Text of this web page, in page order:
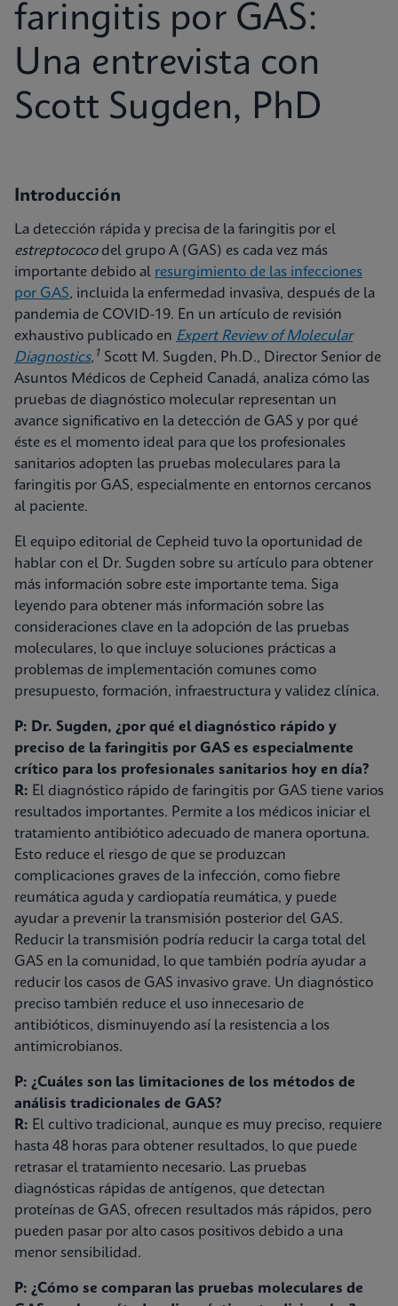
faringitis por GAS:
Una entrevista con
Scott Sugden, PhD
Introducción
La detección rápida y precisa de la faringitis por el
estreptococodel grupo A (GAS) es cada vez más
importante debido al resurgimiento de las infecciones
por GAS, incluida la enfermedad invasiva, después de la
pandemia de COVID-19. En un artículo de revisión
exhaustivo publicado en Expert Review of Molecular
Diagnostics, 1 Scott M. Sugden, Ph.D., Director Senior de
Asuntos Médicos de Cepheid Canadá, analiza cómo las
pruebas de diagnóstico molecular representan un
avance significativo en la detección de GAS y por qué
éste es el momento ideal para que los profesionales
sanitarios adopten las pruebas moleculares para la
faringitis por GAS, especialmente en entornos cercanos
al paciente.
El equipo editorial de Cepheid tuvo la oportunidad de
hablar con el Dr. Sugden sobre su artículo para obtener
más información sobre este importante tema. Siga
leyendo para obtener más información sobre las
consideraciones clave en la adopción de las pruebas
moleculares, lo que incluye soluciones prácticas a
problemas de implementación comunes como
presupuesto, formación, infraestructura y validez clínica.
P: Dr. Sugden, ¿por qué el diagnóstico rápido y
preciso de la faringitis por GAS es especialmente
crítico para los profesionales sanitarios hoy en día?
R: El diagnóstico rápido de faringitis por GAS tiene varios
resultados importantes. Permite a los médicos iniciar el
tratamiento antibiótico adecuado de manera oportuna.
Esto reduce el riesgo de que se produzcan
complicaciones graves de la infección, como fiebre
reumática aguda y cardiopatía reumática, y puede
ayudar a prevenir la transmisión posterior del GAS.
Reducir la transmisión podría reducir la carga total del
GAS en la comunidad, lo que también podría ayudar a
reducir los casos de GAS invasivo grave. Un diagnóstico
preciso también reduce el uso innecesario de
antibióticos, disminuyendo así la resistencia a los
antimicrobianos.
P: ¿Cuáles son las limitaciones de los métodos de
análisis tradicionales de GAS?
R: El cultivo tradicional, aunque es muy preciso, requiere
hasta 48 horas para obtener resultados, lo que puede
retrasar el tratamiento necesario. Las pruebas
diagnósticas rápidas de antígenos, que detectan
proteínas de GAS, ofrecen resultados más rápidos, pero
pueden pasar por alto casos positivos debido a una
menor sensibilidad.
P: ¿Cómo se comparan las pruebas moleculares de